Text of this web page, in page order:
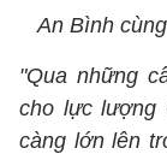
An Bình
"Qua những
cho lực lượng
càng lớn lên